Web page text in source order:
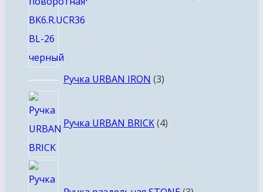
Ручка URBAN IRON 33
Ручка URBAN BRICK 4товара
товара